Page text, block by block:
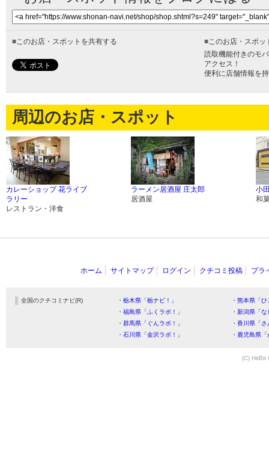
■このお店・スポットを共有する ■このお店・スポッ
読取機能付きのモ
アクセス！
便利に店舗情報を
周辺のお店・スポット
カレーショップ 花ライブ
ラリー
レストラン・洋食
ラーメン居酒屋 庄太郎
居酒屋
小
和
ホーム サイトマップ ログイン クチコミ投稿 プラ
全国のクチコミナビ(R) ・栃木県「栃ナビ！」
・熊本県「
・福島県「ふくラボ！」
・新潟県「
・群馬県「ぐんラボ！」
・香川県「
・石川県「金沢ラボ！」
・鹿児島県
(C) HitBit